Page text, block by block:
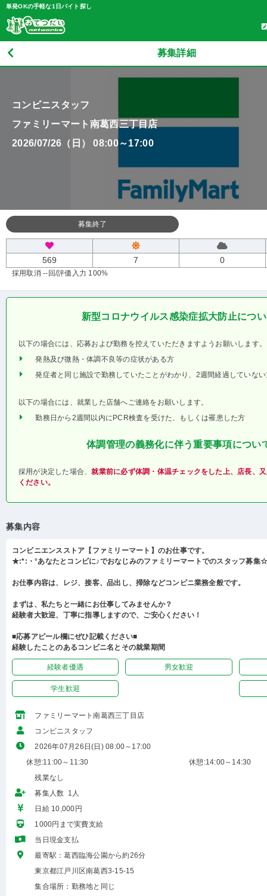
単発OKの手軽な1日バイト探し
募集詳細
コンビニスタッフ
ファミリーマート南葛西三丁目店
2026/07/26（日） 08:00～17:00
募集終了
569 7 0
採用取消 --回/評価入力 100%
新型コロナウイルス感染症拡大防止につ
以下の場合には、応募および勤務を控えていただきますようお願いします。
発熱及び微熱・体調不良等の症状がある方
発症者と同じ施設で勤務していたことがわかり、2週間経過していな
以下の場合には、就業した店舗へご連絡をお願いします。
勤務日から2週間以内にPCR検査を受けた、もしくは罹患した方
体調管理の義務化に伴う重要事項につい
採用が決定した場合、就業前に必ず体調・体温チェックをした上、店長、
ください。
募集内容
コンビニエンスストア【ファミリーマート】のお仕事です。
★:*:・°あなたとコンビに♪でおなじみのファミリーマートでのスタッフ募集
お仕事内容は、レジ、接客、品出し、掃除などコンビニ業務全般です。
まずは、私たちと一緒にお仕事してみませんか？
経験者大歓迎、丁寧に指導しますので、ご安心ください！
■応募アピール欄にぜひ記載ください■
経験したことのあるコンビニ名とその就業期間
経験者優遇 男女歓迎
学生歓迎
ファミリーマート南葛西三丁目店
コンビニスタッフ
2026年07月26日(日) 08:00～17:00
休憩:11:00～11:30
休憩:14:00～14:30
残業なし
募集人数 1人
日給 10,000円
1000円まで実費支給
当日現金支払
最寄駅：葛西臨海公園から約26分
東京都江戸川区南葛西3-15-15
集合場所：勤務地と同じ